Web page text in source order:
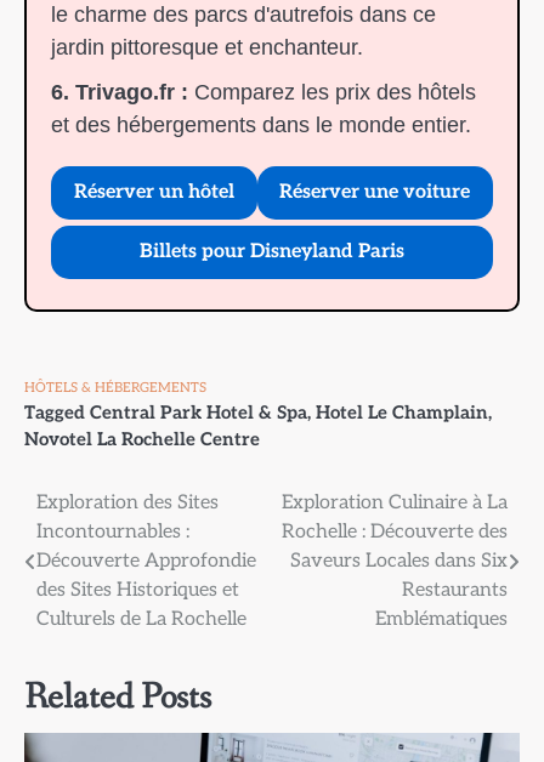
le charme des parcs d'autrefois dans ce
jardin pittoresque et enchanteur.
6. Trivago.fr : Comparez les prix des hôtels
et des hébergements dans le monde entier.
Réserver un hôtel Réserver une voiture
Billets pour Disneyland Paris
HÔTELS & HÉBERGEMENTS
Tagged Central Park Hotel & Spa, Hotel Le Champlain,
Novotel La Rochelle Centre
Navigation
de
l’article
Exploration des Sites
Incontournables :
Découverte Approfondie
des Sites Historiques et
Culturels de La Rochelle
Exploration Culinaire à La
Rochelle : Découverte des
Saveurs Locales dans Six
Restaurants
Emblématiques
Related Posts